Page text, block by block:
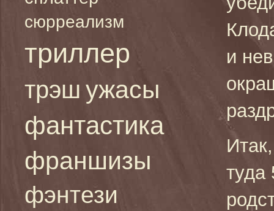
сюрреализм
триллер
трэш ужасы
фантастика
франшизы
фэнтези
и
туда